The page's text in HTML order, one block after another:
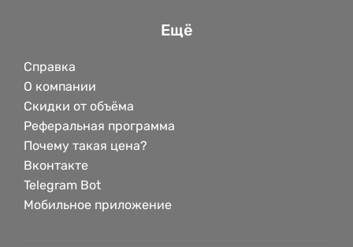
Ещё
Справка
О компании
Скидки от объёма
Реферальная программа
Почему такая цена?
Вконтакте
Telegram Bot
Мобильное приложение